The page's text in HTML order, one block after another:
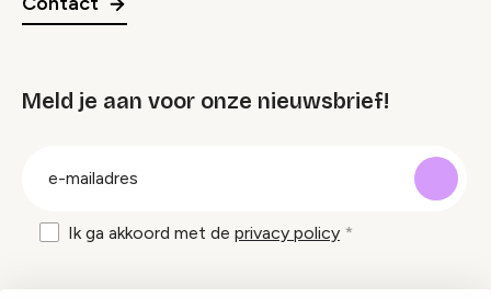
Meld je aan voor onze nieuwsbrief!
Ik ga akkoord met de privacy policy